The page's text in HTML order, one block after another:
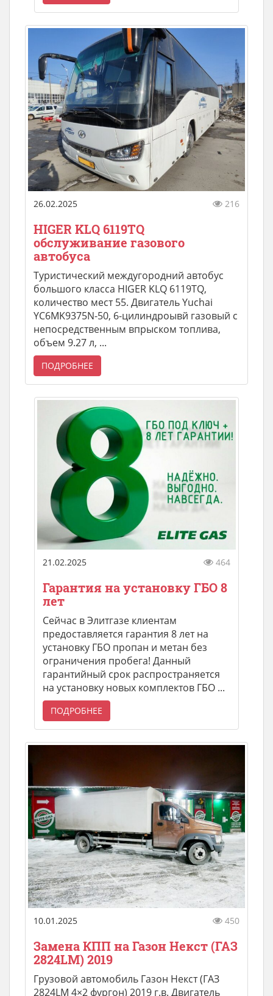
26.02.2025 216
HIGER KLQ 6119TQ
обслуживание газового
автобуса
Туристический междугородний автобус
большого класса HIGER KLQ 6119TQ,
количество мест 55. Двигатель Yuchai
YC6MK9375N-50, 6-цилиндроывй газовый с
непосредственным впрыском топлива,
объем 9.27 л, ...
ПОДРОБНЕЕ
21.02.2025 464
Гарантия на установку ГБО 8
лет
Сейчас в Элитгазе клиентам
предоставляется гарантия 8 лет на
установку ГБО пропан и метан без
ограничения пробега! Данный
гарантийный срок распространяется
на установку новых комплектов ГБО ...
ПОДРОБНЕЕ
10.01.2025 450
Замена КПП на Газон Некст (ГАЗ
2824LM) 2019
Грузовой автомобиль Газон Некст (ГАЗ
2824LM 4×2 фургон) 2019 г.в. Двигатель